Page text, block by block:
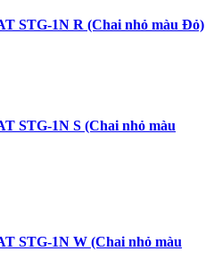
STG-1N R (Chai nhỏ màu Đỏ)
STG-1N S (Chai nhỏ màu
STG-1N W (Chai nhỏ màu